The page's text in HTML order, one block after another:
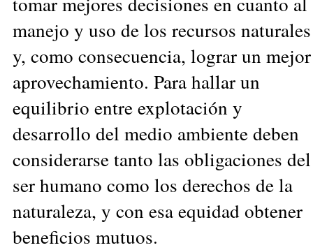
manejo y uso de los recursos naturales
y, como consecuencia, lograr un mejor
aprovechamiento. Para hallar un
equilibrio entre explotación y
desarrollo del medio ambiente deben
considerarse tanto las obligaciones del
ser humano como los derechos de la
naturaleza, y con esa equidad obtener
beneficios mutuos.